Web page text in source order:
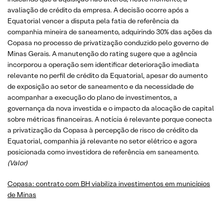
avaliação de crédito da empresa. A decisão ocorre após a
Equatorial vencer a disputa pela fatia de referência da
companhia mineira de saneamento, adquirindo 30% das ações da
Copasa no processo de privatização conduzido pelo governo de
Minas Gerais. A manutenção do rating sugere que a agência
incorporou a operação sem identificar deterioração imediata
relevante no perfil de crédito da Equatorial, apesar do aumento
de exposição ao setor de saneamento e da necessidade de
acompanhar a execução do plano de investimentos, a
governança da nova investida e o impacto da alocação de capital
sobre métricas financeiras. A notícia é relevante porque conecta
a privatização da Copasa à percepção de risco de crédito da
Equatorial, companhia já relevante no setor elétrico e agora
posicionada como investidora de referência em saneamento.
(Valor)
Copasa: contrato com BH viabiliza investimentos em municípios
de Minas